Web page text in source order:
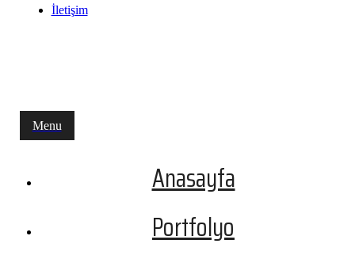
İletişim
Menu
Anasayfa
Portfolyo